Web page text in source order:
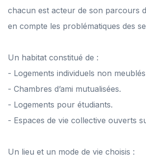
chacun est acteur de son parcours
en compte les problématiques des
Un habitat constitué de :
- Logements individuels non
- Chambres d’ami mutualisées.
- Logements pour étudiants.
- Espaces de vie collective ouverts
Un lieu et un mode de vie choisis :